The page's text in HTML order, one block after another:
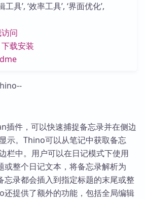
具’, ‘效率工具’, ‘界面优化’,
问
下载安装
插件，可以快速捕捉备忘录并在侧边
示。Thino可以从笔记中获取备忘
栏中。用户可以在日记模式下使用
整个日记文本，将备忘录解析为
录都会插入到指定标题的末尾或整
提供了额外的功能，包括全局编辑